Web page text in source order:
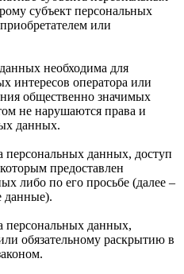
субъект персональных
или
необходима для
интересов оператора или
общественно значимых
не нарушаются права и
данных.
персональных данных, доступ
предоставлен
либо по его просьбе (далее –
данные).
персональных данных,
обязательному раскрытию в